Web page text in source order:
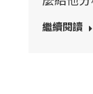
繼續閱讀